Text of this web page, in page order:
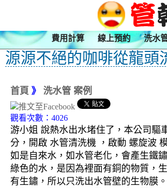
費用計算 線上預約 洗水
源源不絕的咖啡從龍頭
首頁 》 洗水管 案例
觀看次數：4026
游小姐 說熱水出水堵住了，本公司驅
分，開啟 水管清洗機 ，啟動 螺旋波
如是自來水，如水管老化，會產生鐵
綠色的水，是因為裡面有銅的物質，
有生鏽，所以只洗出水管壁的生物膜。